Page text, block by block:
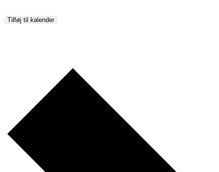
Tilføj til kalender